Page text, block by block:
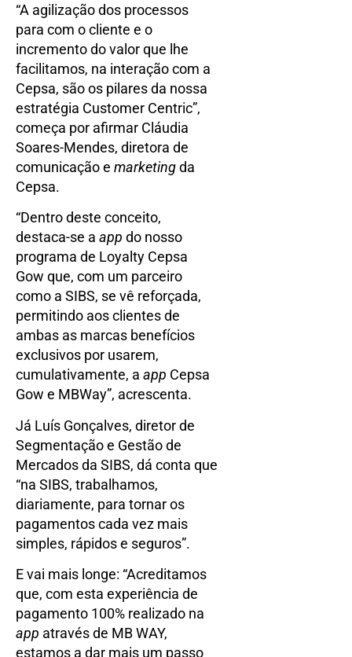
“A agilização dos processos
para com o cliente e o
incremento do valor que lhe
facilitamos, na interação com a
Cepsa, são os pilares da nossa
estratégia Customer Centric”,
começa por afirmar Cláudia
Soares-Mendes, diretora de
comunicação e marketingda
Cepsa.
“Dentro deste conceito,
destaca-se a app do nosso
programa de Loyalty Cepsa
Gow que, com um parceiro
como a SIBS, se vê reforçada,
permitindo aos clientes de
ambas as marcas benefícios
exclusivos por usarem,
cumulativamente, a app Cepsa
Gow e MBWay”, acrescenta.
Já Luís Gonçalves, diretor de
Segmentação e Gestão de
Mercados da SIBS, dá conta que
“na SIBS, trabalhamos,
diariamente, para tornar os
pagamentos cada vez mais
simples, rápidos e seguros”.
E vai mais longe: “Acreditamos
que, com esta experiência de
pagamento 100% realizado na
app através de MB WAY,
estamos a dar mais um passo